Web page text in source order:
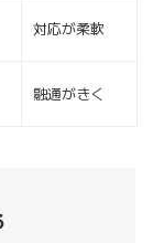
対応が柔軟
融通がきく